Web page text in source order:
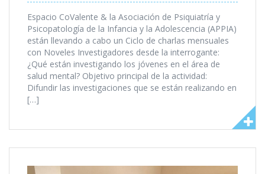
Espacio CoValente & la Asociación de Psiquiatría y
Psicopatología de la Infancia y la Adolescencia (APPIA)
están llevando a cabo un Ciclo de charlas mensuales
con Noveles Investigadores desde la interrogante:
¿Qué están investigando los jóvenes en el área de
salud mental? Objetivo principal de la actividad:
Difundir las investigaciones que se están realizando en
[…]